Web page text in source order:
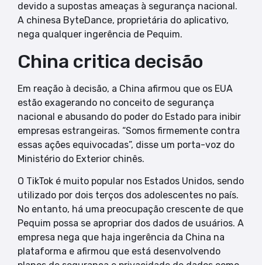
devido a supostas ameaças à segurança nacional.
A chinesa ByteDance, proprietária do aplicativo,
nega qualquer ingerência de Pequim.
China critica decisão
Em reação à decisão, a China afirmou que os EUA
estão exagerando no conceito de segurança
nacional e abusando do poder do Estado para inibir
empresas estrangeiras. “Somos firmemente contra
essas ações equivocadas”, disse um porta-voz do
Ministério do Exterior chinês.
O TikTok é muito popular nos Estados Unidos, sendo
utilizado por dois terços dos adolescentes no país.
No entanto, há uma preocupação crescente de que
Pequim possa se apropriar dos dados de usuários. A
empresa nega que haja ingerência da China na
plataforma e afirmou que está desenvolvendo